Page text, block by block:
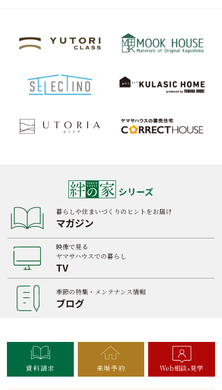
シリーズ
暮らしや住まいづくりのヒントをお届け
マガジン
映像で見る
ヤマサハウスでの暮らし
TV
季節の特集・メンテナンス情報
ブログ
資料請求 来場予約 Web相談 見学